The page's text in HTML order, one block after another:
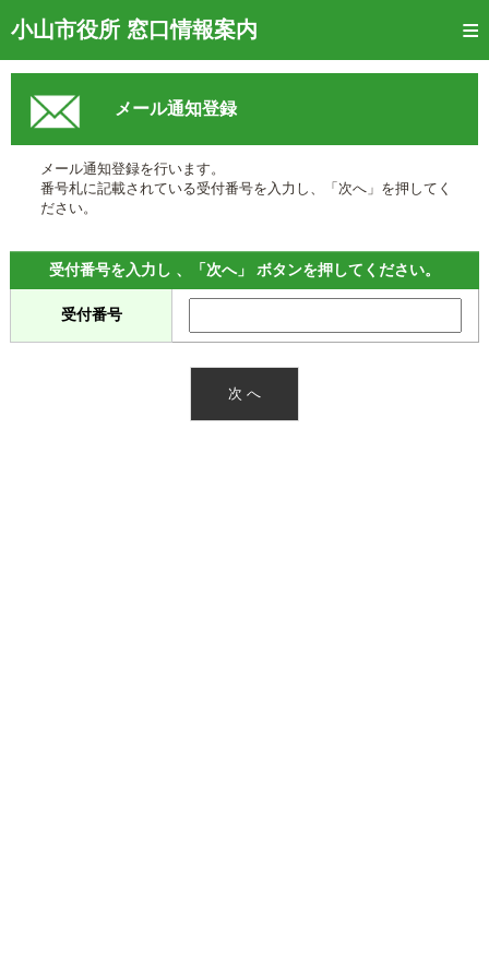
小山市役所 窓口情報案内
トップページ
窓口混雑状況
待ち状況確認
交付状況確認
メール通知登録
混雑予想カレンダー
メール通知登録
メール通知登録を行います。
番号札に記載されている受付番号を入力し、「次へ」を押してく
ださい。
受付番号を入力し 、「次へ」 ボタンを押してください。
受付番号